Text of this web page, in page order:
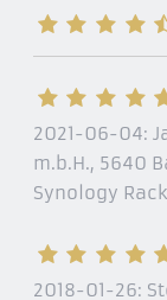
2021-06-04:
m.b.H., 5640
Synology
2018-01-26: